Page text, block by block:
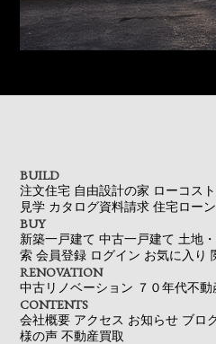
BUILD
注文住宅 自由設計の家 ローコス
見学 カタログ資料請求 住宅ロー
BUY
新築一戸建て 中古一戸建て 土地
索 会員登録 ログイン お気に入り
RENOVATION
中古リノベーション ７０年代不
CONTENTS
会社概要 アクセス お知らせ ブロ
様の声 不動産買取